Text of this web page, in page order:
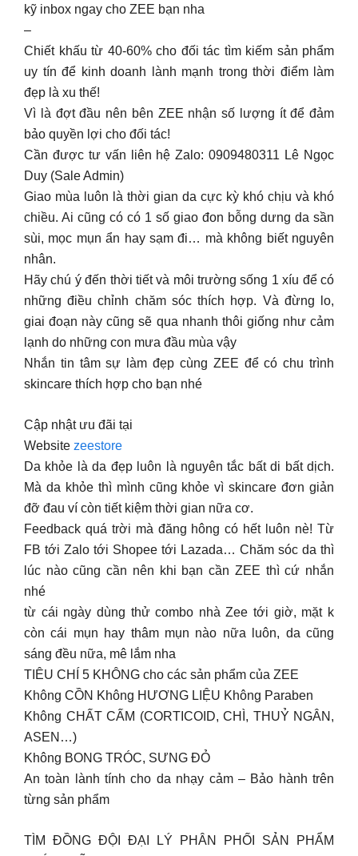
kỹ inbox ngay cho ZEE bạn nha
–
Chiết khấu từ 40-60% cho đối tác tìm kiếm sản phẩm
uy tín để kinh doanh lành mạnh trong thời điểm làm
đẹp là xu thế!
Vì là đợt đầu nên bên ZEE nhận số lượng ít để đảm
bảo quyền lợi cho đối tác!
Cần được tư vấn liên hệ Zalo: 0909480311 Lê Ngọc
Duy (Sale Admin)
Giao mùa luôn là thời gian da cực kỳ khó chịu và khó
chiều. Ai cũng có có 1 số giao đon bỗng dưng da sần
sùi, mọc mụn ẩn hay sạm đi… mà không biết nguyên
nhân.
Hãy chú ý đến thời tiết và môi trường sống 1 xíu để có
những điều chỉnh chăm sóc thích hợp. Và đừng lo,
giai đoạn này cũng sẽ qua nhanh thôi giống như cảm
lạnh do những con mưa đầu mùa vậy
Nhắn tin tâm sự làm đẹp cùng ZEE để có chu trình
skincare thích hợp cho bạn nhé
Cập nhật ưu đãi tại
Website zeestore
Da khỏe là da đẹp luôn là nguyên tắc bất di bất dịch.
Mà da khỏe thì mình cũng khỏe vì skincare đơn giản
đỡ đau ví còn tiết kiệm thời gian nữa cơ.
Feedback quá trời mà đăng hông có hết luôn nè! Từ
FB tới Zalo tới Shopee tới Lazada… Chăm sóc da thì
lúc nào cũng cần nên khi bạn cần ZEE thì cứ nhắn
nhé
từ cái ngày dùng thử combo nhà Zee tới giờ, mặt k
còn cái mụn hay thâm mụn nào nữa luôn, da cũng
sáng đều nữa, mê lắm nha
TIÊU CHÍ 5 KHÔNG cho các sản phẩm của ZEE
Không CỒN Không HƯƠNG LIỆU Không Paraben
Không CHẤT CẤM (CORTICOID, CHÌ, THUỶ NGÂN,
ASEN…)
Không BONG TRÓC, SƯNG ĐỎ
An toàn lành tính cho da nhạy cảm – Bảo hành trên
từng sản phẩm
TÌM ĐỒNG ĐỘI ĐẠI LÝ PHÂN PHỐI SẢN PHẨM